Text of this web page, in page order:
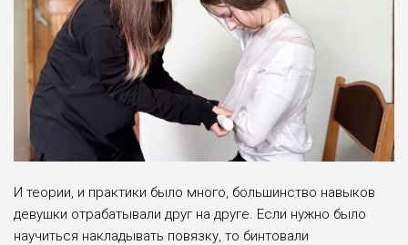
И теории, и практики было много, большинство навыков
девушки отрабатывали друг на друге. Если нужно было
научиться накладывать повязку, то бинтовали